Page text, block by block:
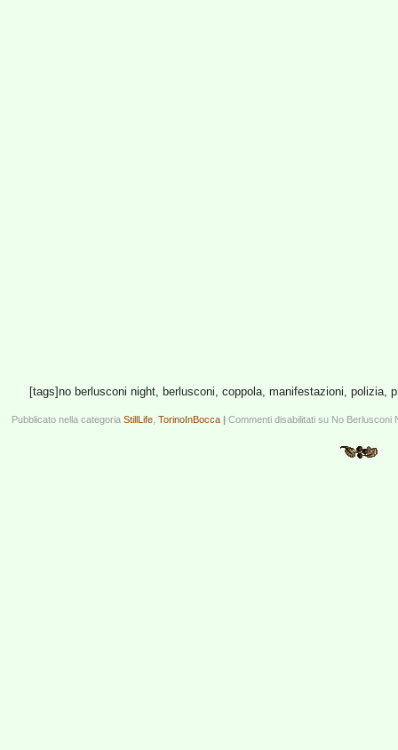
[tags]no berlusconi night, berlusconi, coppola, manifestazioni, polizia,
Pubblicato nella categoria StillLife TorinoInBocca | Commenti disabilitati su No Berlusconi